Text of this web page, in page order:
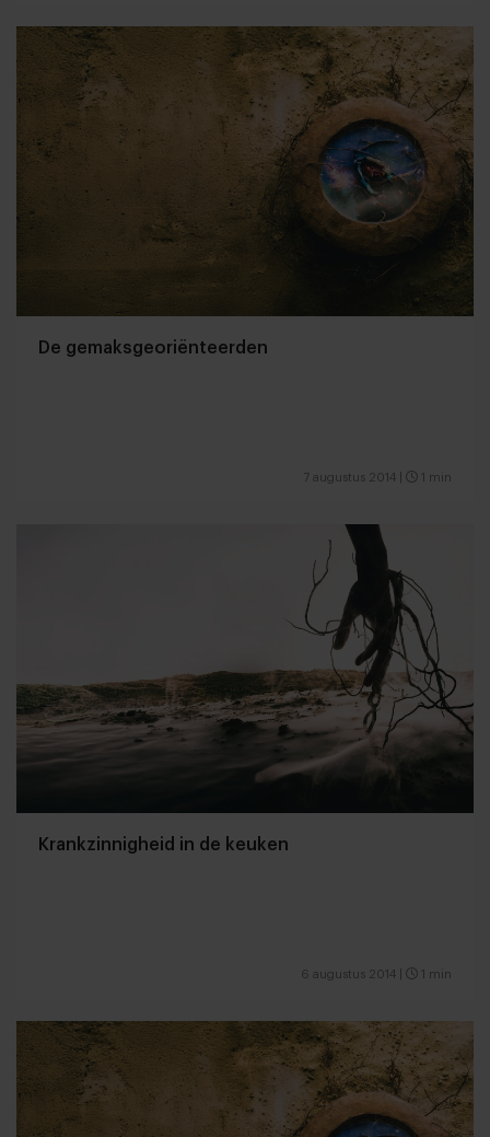
De gemaksgeoriënteerden
7 augustus 2014 1 min
Krankzinnigheid in de keuken
6 augustus 2014 1 min